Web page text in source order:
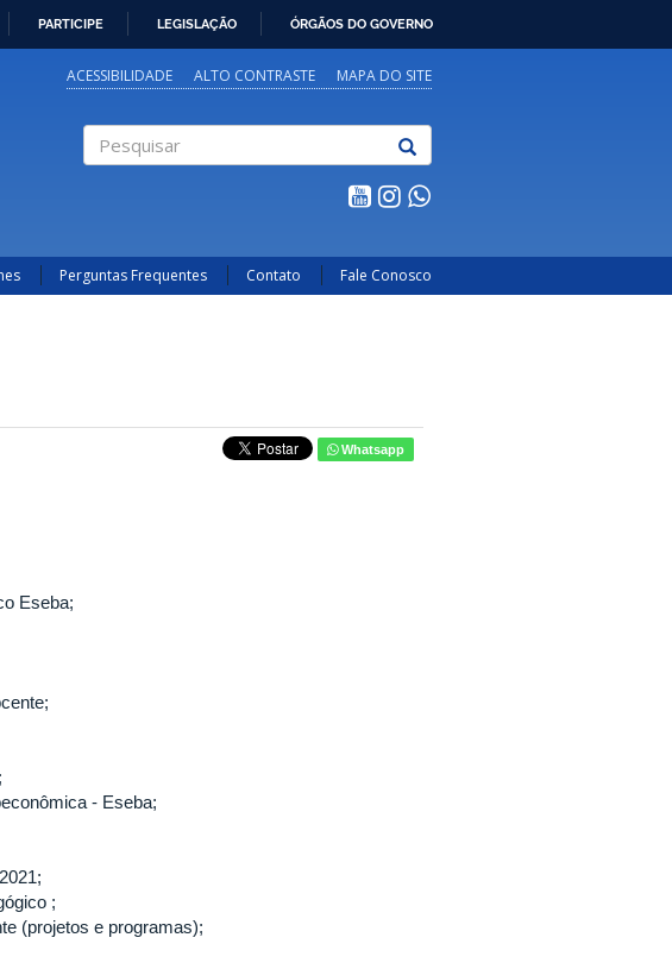
PARTICIPE LEGISLAÇÃO ÓRGÃOS DO GOVERNO
ACESSIBILIDADE ALTO CONTRASTE MAPA DO SITE
Perguntas Frequentes Contato Fale Conosco
Whatsapp
Eseba;
- Eseba;
;
(projetos e programas);